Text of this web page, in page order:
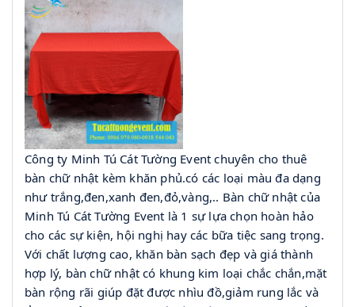
Công ty Minh Tú Cát Tường Event chuyên cho thuê
bàn chữ nhật kèm khăn phủ.có các loại màu đa dạng
như trắng,đen,xanh đen,đỏ,vàng,.. Bàn chữ nhật của
Minh Tú Cát Tường Event là 1 sự lựa chọn hoàn hảo
cho các sự kiện, hội nghị hay các bữa tiệc sang trọng.
Với chất lượng cao, khăn bàn sạch đẹp và giá thành
hợp lý, bàn chữ nhật có khung kim loại chắc chắn,mặt
bàn rộng rãi giúp đặt được nhìu đồ,giảm rung lắc và